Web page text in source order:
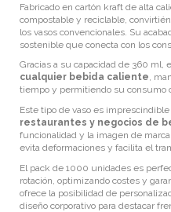
Fabricado en cartón kraft de alta
compostable y reciclable,
los vasos convencionales. Su
sostenible que conecta con los
Gracias a su capacidad de 360 ml,
cualquier bebida caliente,
tiempo y permitiendo su consumo
Este tipo de vaso es imprescindible
restaurantes y negocios de
funcionalidad y la imagen de
evita deformaciones y facilita el
El pack de 1000 unidades es
rotación, optimizando costes y
ofrece la posibilidad de
diseño corporativo para destacar